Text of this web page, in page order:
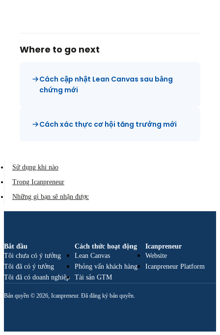
Where to go next
Cách cập nhật Lean Canvas sau bằng
chứng mới
Cách xác thực cơ hội tăng trưởng mới
Sử dụng khi nào
Trong Icanpreneur
Những gì bạn sẽ nhận được
Bắt đầu
Tôi chưa có ý tưởng
Tôi đã có ý tưởng
Tôi đã có doanh nghiệp
Cách thức hoạt động
Lean Canvas
Phỏng vấn khách hàng
Tài sản GTM
Icanpreneur
Website
Icanpreneur Platform
Bản quyền © 2026, Icanpreneur. Đã đăng ký bản quyền.